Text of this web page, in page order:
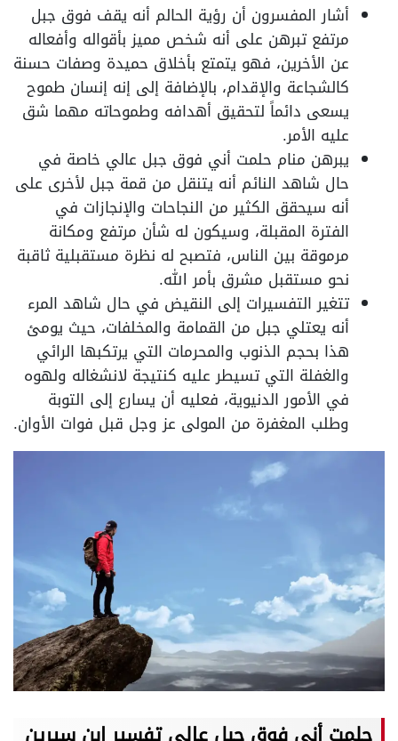
أشار المفسرون أن رؤية الحالم أنه يقف فوق جبل
مرتفع تبرهن على أنه شخص مميز بأقواله وأفعاله
عن الأخرين، فهو يتمتع بأخلاق حميدة وصفات حسنة
كالشجاعة والإقدام، بالإضافة إلى إنه إنسان طموح
يسعى دائماً لتحقيق أهدافه وطموحاته مهما شق
عليه الأمر.
يبرهن منام حلمت أني فوق جبل عالي خاصة في
حال شاهد النائم أنه يتنقل من قمة جبل لأخرى على
أنه سيحقق الكثير من النجاحات والإنجازات في
الفترة المقبلة، وسيكون له شأن مرتفع ومكانة
مرموقة بين الناس، فتصبح له نظرة مستقبلية ثاقبة
نحو مستقبل مشرق بأمر الله.
تتغير التفسيرات إلى النقيض في حال شاهد المرء
أنه يعتلي جبل من القمامة والمخلفات، حيث يومئ
هذا بحجم الذنوب والمحرمات التي يرتكبها الرائي
والغفلة التي تسيطر عليه كنتيجة لانشغاله ولهوه
في الأمور الدنيوية، فعليه أن يسارع إلى التوبة
وطلب المغفرة من المولى عز وجل قبل فوات الأوان.